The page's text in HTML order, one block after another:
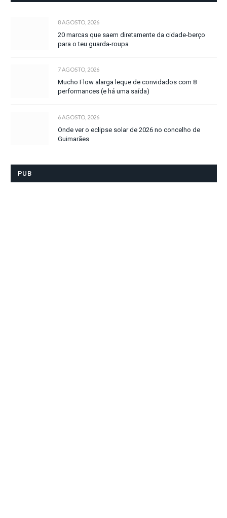
8 AGOSTO, 2026
20 marcas que saem diretamente da cidade-berço
para o teu guarda-roupa
7 AGOSTO, 2026
Mucho Flow alarga leque de convidados com 8
performances (e há uma saída)
6 AGOSTO, 2026
Onde ver o eclipse solar de 2026 no concelho de
Guimarães
PUB